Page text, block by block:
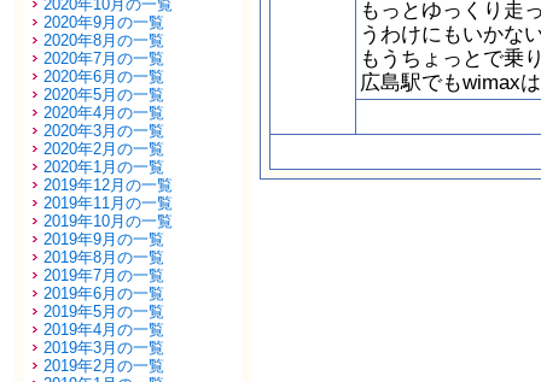
2020年10月の一覧
2020年9月の一覧
2020年8月の一覧
2020年7月の一覧
2020年6月の一覧
2020年5月の一覧
2020年4月の一覧
2020年3月の一覧
2020年2月の一覧
2020年1月の一覧
2019年12月の一覧
2019年11月の一覧
2019年10月の一覧
2019年9月の一覧
2019年8月の一覧
2019年7月の一覧
2019年6月の一覧
2019年5月の一覧
2019年4月の一覧
2019年3月の一覧
2019年2月の一覧
もっとゆっくり走
うわけにもいかな
もうちょっとで乗
広島駅でもwimax